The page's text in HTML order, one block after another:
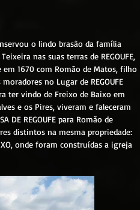
nas suas terras de REGOUFE,
1670 com Romão de Matos, filho
no Lugar de REGOUFE
ter vindo de Freixo de Baixo em
e os Pires, viveram e faleceram
DE REGOUFE para Romão de
distintos na mesma propriedade:
onde foram construídas a igreja